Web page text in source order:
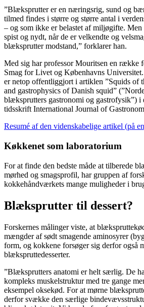
”Blæksprutter er en næringsrig, sund og
tilmed findes i større og større antal i
– og som ikke er belastet af miljøgifte.
spist og nydt, når de er velkendte og
blæksprutter modstand,” forklarer han.
Med sig har professor Mouritsen en række
Smag for Livet og Københavns
er netop offentliggjort i artiklen ”Squids of
and gastrophysics of Danish squid”
blæksprutters gastronomi og gastrofysik”) i
tidsskrift International Journal of
Resumé af den videnskabelige artikel (på
Køkkenet som laboratorium
For at finde den bedste måde at tilberede
mørhed og smagsprofil, har gruppen af
kokkehåndværkets mange muligheder i
Blæksprutter til dessert?
Forskernes målinger viste, at
mængder af sødt smagende aminosyrer
form, og kokkene forsøger sig derfor også
blækspruttedesserter.
”Blæksprutters anatomi er helt særlig. De
kompleks muskelstruktur med tre gange
eksempel oksekød. For at mørne
derfor svække den særlige